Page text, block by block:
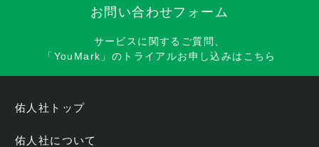
お問い合わせフォーム
サービスに関するご質問、
「YouMark」のトライアルお申し込みはこちら
佑人社トップ
佑人社について